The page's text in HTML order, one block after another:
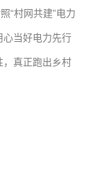
“村网共建”电力
心当好电力先行
，真正跑出乡村